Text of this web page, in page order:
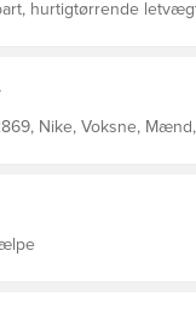
hurtigtørrende
Nike, Voksne, Mænd,